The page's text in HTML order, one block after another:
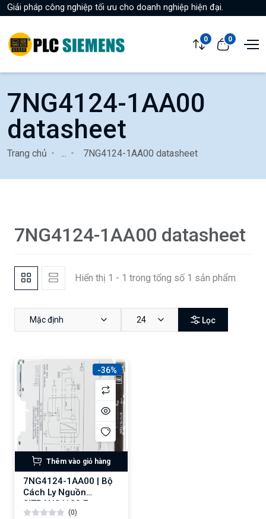
Giải pháp công nghiệp tối ưu cho doanh nghiệp hiện đại.
0 0
7NG4124-1AA00
datasheet
Trang chủ 7NG4124-1AA00 datasheet
7NG4124-1AA00 datasheet
Hiển thị 1 - 1 trong tổng số 1 sản phẩm
Mặc định 24 Lọc
-36%
Thêm vào giỏ hàng
7NG4124-1AA00 | Bộ
Cách Ly Nguồn
SITRANS I100 Ex
Siemens Chính Hãng
(0)